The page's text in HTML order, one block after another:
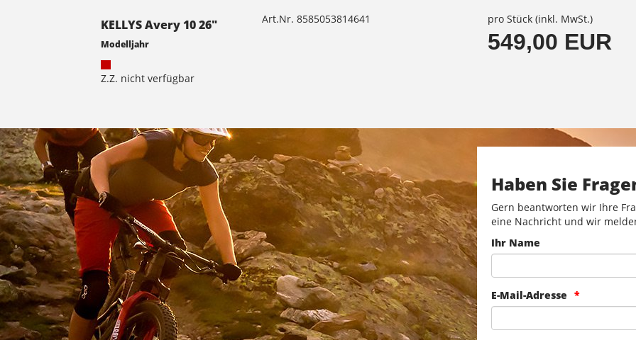
KELLYS Avery 10 26"
Modelljahr
Z.Z. nicht verfügbar
Art.Nr. 8585053814641 pro Stück (inkl. MwSt.)
549,00 EUR
Haben Sie
Gern beantworten wir Ihre
eine Nachricht und wir
Ihr Name
E-Mail-Adresse